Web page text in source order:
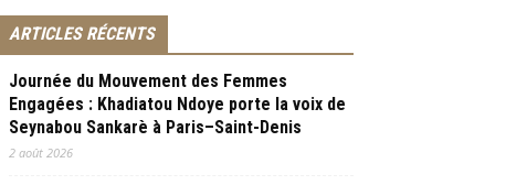
ARTICLES RÉCENTS
Journée du Mouvement des Femmes
Engagées : Khadiatou Ndoye porte la voix de
Seynabou Sankarè à Paris–Saint-Denis
2 août 2026